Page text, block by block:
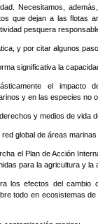
Necesitamos,
que dejan a las flotas
pesquera
y por citar algunos
significativa la
el impacto
y en las especies no
y medios de vida
global de áreas
el Plan de Acción
para la agricultura y la
los efectos del cambio
todo en ecosistemas